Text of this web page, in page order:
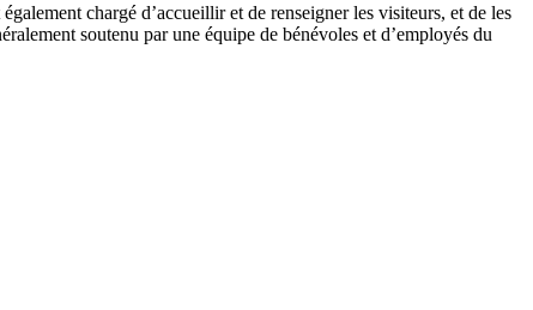
chargé d’accueillir et de renseigner les visiteurs, et de les
soutenu par une équipe de bénévoles et d’employés du